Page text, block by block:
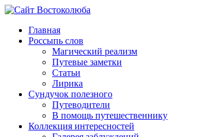
Главная
Россыпь слов
Магический реализм
Путевые заметки
Статьи
Лирика
Сундучок полезного
Путеводители
В помощь путешественнику
Коллекция интересностей